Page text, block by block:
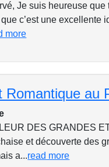
Je suis heureuse
c’est une excellente
more
Romantique au
DES GRANDES
et découverte des
a...read more